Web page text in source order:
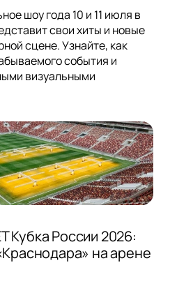
шоу года 10 и 11 июля в
свои хиты и новые
сцене. Узнайте, как
события и
визуальными
Кубка России 2026:
на арене